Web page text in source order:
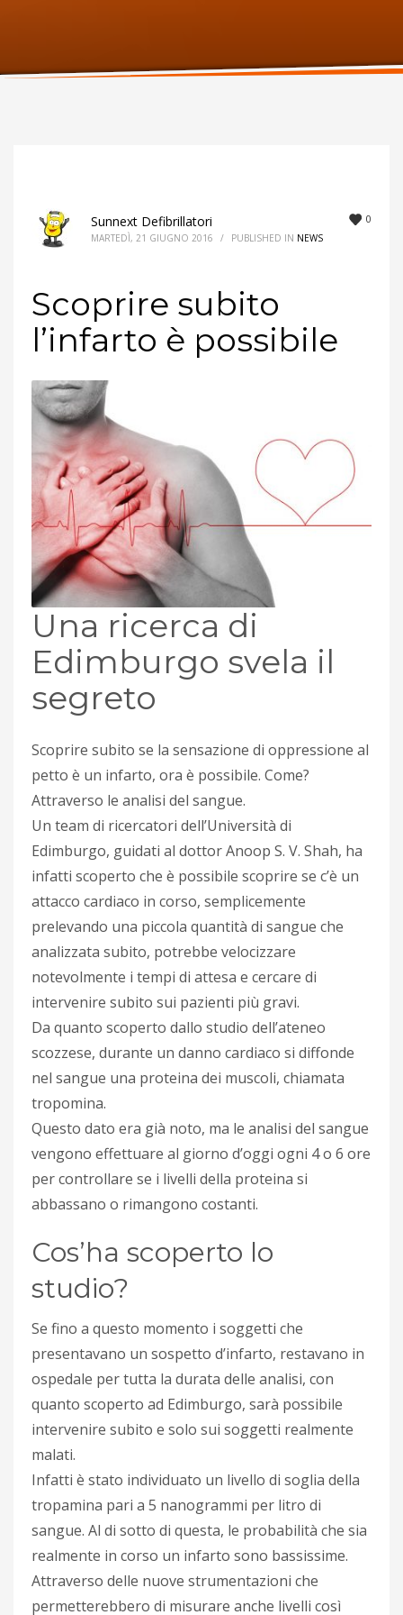
Martedi:9am – 6pm
0
Sunnext Defibrillatori
MARTEDÌ, 21 GIUGNO 2016 / PUBLISHED IN NEWS
Scoprire subito
l’infarto è possibile
Una ricerca di
Edimburgo svela il
segreto
Scoprire subito se la sensazione di oppressione al
petto è un infarto, ora è possibile. Come?
Attraverso le analisi del sangue.
Un team di ricercatori dell’Università di
Edimburgo, guidati al dottor Anoop S. V. Shah, ha
infatti scoperto che è possibile scoprire se c’è un
attacco cardiaco in corso, semplicemente
prelevando una piccola quantità di sangue che
analizzata subito, potrebbe velocizzare
notevolmente i tempi di attesa e cercare di
intervenire subito sui pazienti più gravi.
Da quanto scoperto dallo studio dell’ateneo
scozzese, durante un danno cardiaco si diffonde
nel sangue una proteina dei muscoli, chiamata
tropomina.
Questo dato era già noto, ma le analisi del sangue
vengono effettuare al giorno d’oggi ogni 4 o 6 ore
per controllare se i livelli della proteina si
abbassano o rimangono costanti.
Cos’ha scoperto lo
studio?
Se fino a questo momento i soggetti che
presentavano un sospetto d’infarto, restavano in
ospedale per tutta la durata delle analisi, con
quanto scoperto ad Edimburgo, sarà possibile
intervenire subito e solo sui soggetti realmente
malati.
Infatti è stato individuato un livello di soglia della
tropamina pari a 5 nanogrammi per litro di
sangue. Al di sotto di questa, le probabilità che sia
realmente in corso un infarto sono bassissime.
Attraverso delle nuove strumentazioni che
permetterebbero di misurare anche livelli così